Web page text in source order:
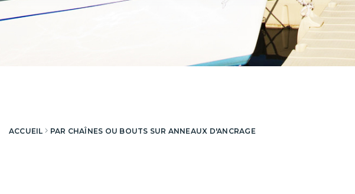
ACCUEIL PAR CHAÎNES OU BOUTS SUR ANNEAUX D'ANCRAGE